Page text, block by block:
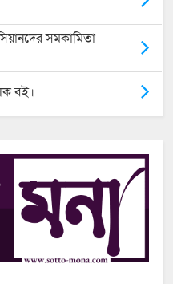
সমকামিতা
বই।